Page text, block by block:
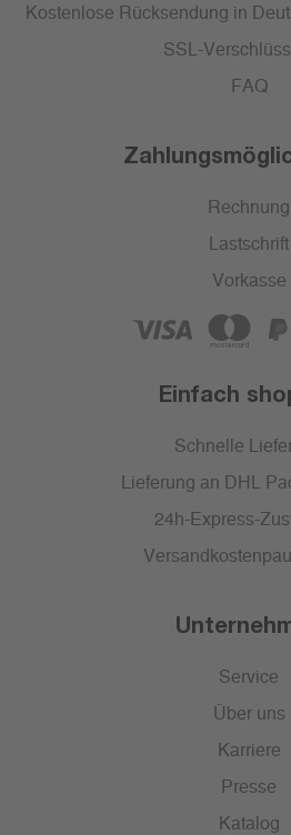
Kostenlose Rücksendung in
SSL-
FAQ
Rechnung
Lastschrift
Vorkasse
Einfach
Schnelle
Lieferung an DHL
24h-Express-
Service
Über uns
Karriere
Presse
Katalog